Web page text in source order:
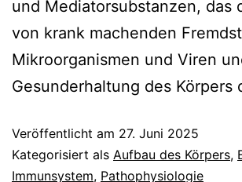
und Mediatorsubstanzen, das
von krank machenden
Mikroorganismen und Viren
Gesunderhaltung des Körpers
Veröffentlicht am 27. Juni 2025
Kategorisiert als Aufbau des Körpers,
Immunsystem, Pathophysiologie